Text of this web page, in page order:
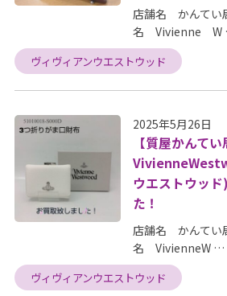
店舗名 かんてい
名 Vivienne W
ヴィヴィアンウエストウッド
2025年5月26日
【質屋かんてい
ウエストウッ
た！
店舗名 かんてい
名 VivienneW …
ヴィヴィアンウエストウッド